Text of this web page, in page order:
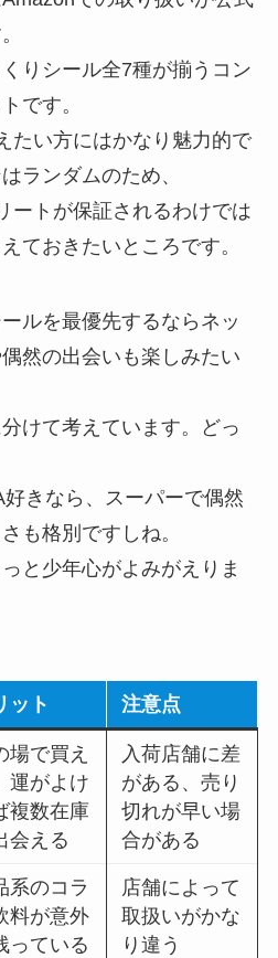
りシール全7種が揃うコン
です。
たい方にはかなり魅力的で
ランダムのため、
ートが保証されるわけでは
ておきたいところです。
ルを最優先するならネッ
然の出会いも楽しみたい
けて考えています。どっ
好きなら、スーパーで偶然
も格別ですしね。
と少年心がよみがえりま
ット 注意点
場で買え
運がよけ
複数在庫
会える
入荷店舗に差
がある、売り
切れが早い場
合がある
系のコラ
料が意外
っている
店舗によって
取扱いがかな
り違う